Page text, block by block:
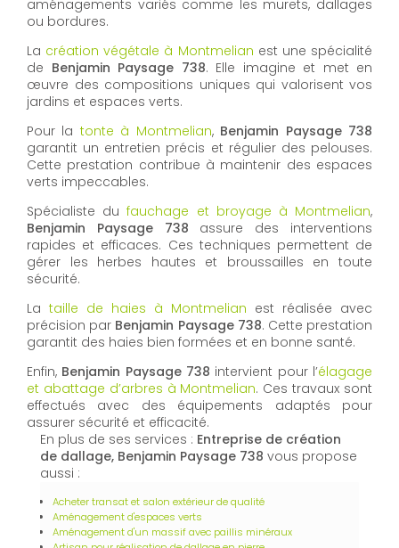
aménagements variés comme les murets, dallages
ou bordures.
La création végétale à Montmelian est une spécialité
de Benjamin Paysage 738. Elle imagine et met en
œuvre des compositions uniques qui valorisent vos
jardins et espaces verts.
Pour la tonte à Montmelian, Benjamin Paysage 738
garantit un entretien précis et régulier des pelouses.
Cette prestation contribue à maintenir des espaces
verts impeccables.
Spécialiste dufauchage et broyage à Montmelian,
Benjamin Paysage 738 assure des interventions
rapides et efficaces. Ces techniques permettent de
gérer les herbes hautes et broussailles en toute
sécurité.
La taille de haies à Montmelian est réalisée avec
précision par Benjamin Paysage 738. Cette prestation
garantit des haies bien formées et en bonne santé.
Enfin, Benjamin Paysage 738 intervient pour l’élagage
et abattage d’arbres à Montmelian. Ces travaux sont
effectués avec des équipements adaptés pour
assurer sécurité et efficacité.
En plus de ses services : Entreprise de création
de dallage, Benjamin Paysage 738 vous propose
aussi :
Acheter transat et salon extérieur de qualité
Aménagement d'espaces verts
Aménagement d'un massif avec paillis minéraux